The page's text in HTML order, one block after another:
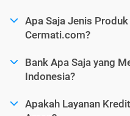
Apa Saja Jenis
Cermati.com?
Bank Apa Saja yang
Indonesia?
Apakah Layanan